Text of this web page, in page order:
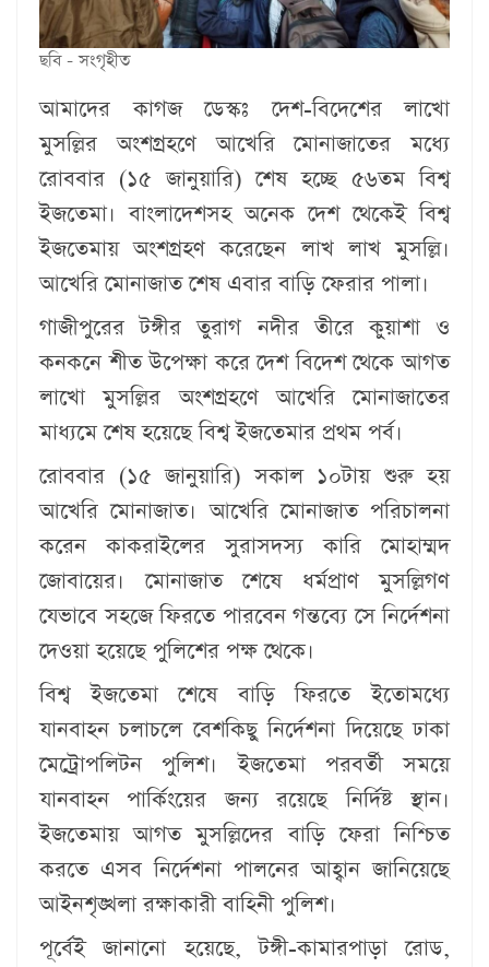
ছবি - সংগৃহীত
আমাদের কাগজ ডেস্কঃদেশ-বিদেশের লাখো
মুসল্লির অংশগ্রহণে আখেরি মোনাজাতের মধ্যে
রোববার (১৫ জানুয়ারি) শেষ হচ্ছে ৫৬তম বিশ্ব
ইজতেমা। বাংলাদেশসহ অনেক দেশ থেকেই বিশ্ব
ইজতেমায় অংশগ্রহণ করেছেন লাখ লাখ মুসল্লি।
আখেরি মোনাজাত শেষ এবার বাড়ি ফেরার পালা।
গাজীপুরের টঙ্গীর তুরাগ নদীর তীরে কুয়াশা ও
কনকনে শীত উপেক্ষা করে দেশ বিদেশ থেকে আগত
লাখো মুসল্লির অংশগ্রহণে আখেরি মোনাজাতের
মাধ্যমে শেষ হয়েছে বিশ্ব ইজতেমার প্রথম পর্ব।
রোববার (১৫ জানুয়ারি) সকাল ১০টায় শুরু হয়
আখেরি মোনাজাত। আখেরি মোনাজাত পরিচালনা
করেন কাকরাইলের সুরাসদস্য কারি মোহাম্মদ
জোবায়ের। মোনাজাত শেষে ধর্মপ্রাণ মুসল্লিগণ
যেভাবে সহজে ফিরতে পারবেন গন্তব্যে সে নির্দেশনা
দেওয়া হয়েছে পুলিশের পক্ষ থেকে।
বিশ্ব ইজতেমা শেষে বাড়ি ফিরতে ইতোমধ্যে
যানবাহন চলাচলে বেশকিছু নির্দেশনা দিয়েছে ঢাকা
মেট্রোপলিটন পুলিশ। ইজতেমা পরবর্তী সময়ে
যানবাহন পার্কিংয়ের জন্য রয়েছে নির্দিষ্ট স্থান।
ইজতেমায় আগত মুসল্লিদের বাড়ি ফেরা নিশ্চিত
করতে এসব নির্দেশনা পালনের আহ্বান জানিয়েছে
আইনশৃঙ্খলা রক্ষাকারী বাহিনী পুলিশ।
পূর্বেই জানানো হয়েছে, টঙ্গী-কামারপাড়া রোড,